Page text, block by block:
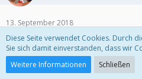
13. September 2018
Liebe Astrid und alle anderen, die
Nachmittag geht es mir nicht so
viele Gedanken über meinen
Diese Seite verwendet Cookies. Durch
Sie sich damit einverstanden, dass wir
Weitere Informationen
Schließen